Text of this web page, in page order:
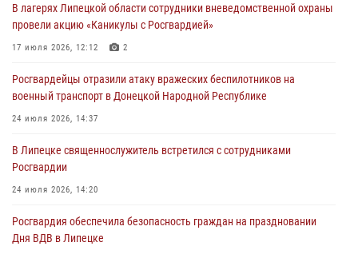
Росгвардия обеспечила охрану порядка во время проведения
фестивалей в Липецке
03 августа 2026, 13:17
В лагерях Липецкой области сотрудники вневедомственной охраны
провели акцию «Каникулы с Росгвардией»
17 июля 2026, 12:12 2
Росгвардейцы отразили атаку вражеских беспилотников на
военный транспорт в Донецкой Народной Республике
24 июля 2026, 14:37
В Липецке священнослужитель встретился с сотрудниками
Росгвардии
24 июля 2026, 14:20
Росгвардия обеспечила безопасность граждан на праздновании
Дня ВДВ в Липецке